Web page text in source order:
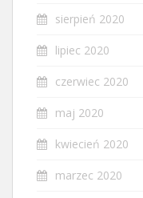
sierpień 2020
lipiec 2020
czerwiec 2020
maj 2020
kwiecień 2020
marzec 2020